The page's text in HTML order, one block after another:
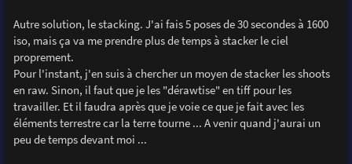
Autre solution, le stacking. J'ai fais 5 poses de 30 secondes à 1600
iso, mais ça va me prendre plus de temps à stacker le ciel
proprement.
Pour l'instant, j'en suis à chercher un moyen de stacker les shoots
en raw. Sinon, il faut que je les "dérawtise" en tiff pour les
travailler. Et il faudra après que je voie ce que je fait avec les
éléments terrestre car la terre tourne ... A venir quand j'aurai un
peu de temps devant moi ...